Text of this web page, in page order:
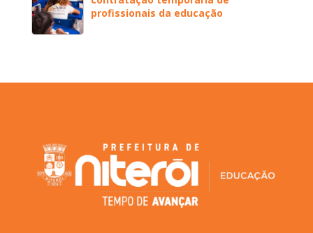
profissionais da educação